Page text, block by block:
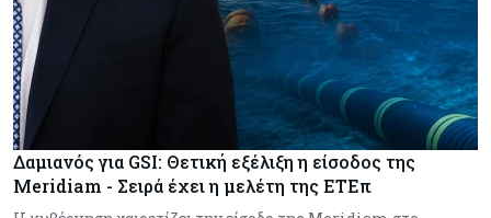
Δαμιανός για GSI: Θετική εξέλιξη η είσοδος της
Meridiam - Σειρά έχει η μελέτη της ΕΤΕπ